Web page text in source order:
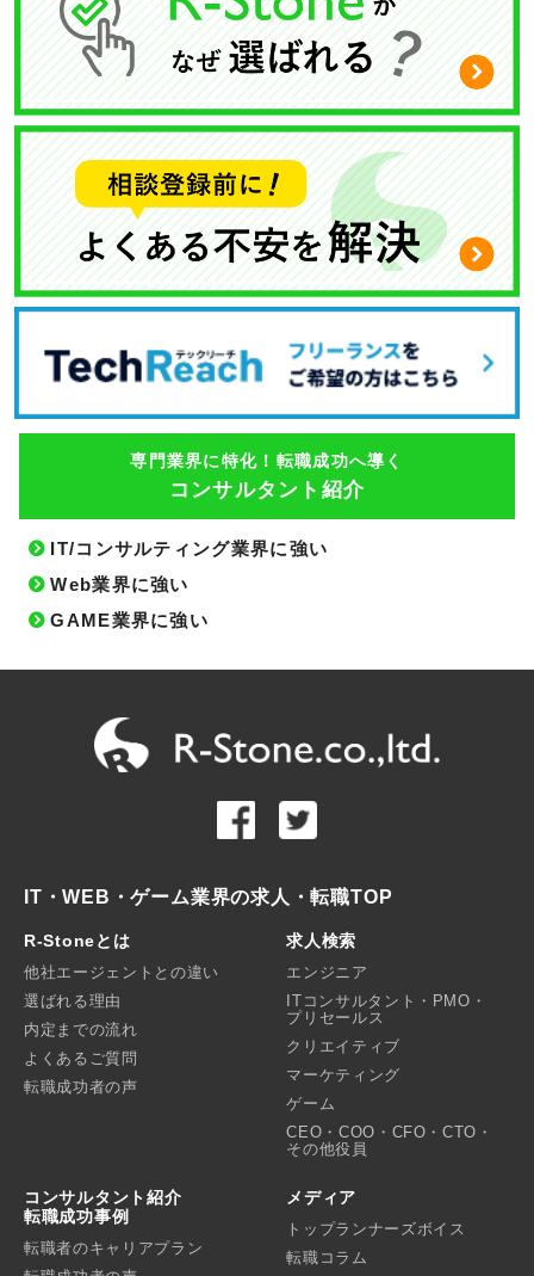
専門業界に特化！転職成功へ導く
コンサルタント紹介
IT/コンサルティング業界に強い
Web業界に強い
GAME業界に強い
IT・WEB・ゲーム業界の求人・転職TOP
R-Stoneとは
他社エージェントとの違い
選ばれる理由
内定までの流れ
よくあるご質問
転職成功者の声
求人検索
エンジニア
ITコンサルタント・PMO・
プリセールス
クリエイティブ
マーケティング
ゲーム
CEO・COO・CFO・CTO・
その他役員
コンサルタント紹介
転職成功事例
転職者のキャリアプラン
メディア
トップランナーズボイス
転職コラム